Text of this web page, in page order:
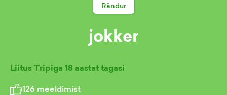
Rändur
jokker
Liitus Tripiga 18 aastat tagasi
126 meeldimist